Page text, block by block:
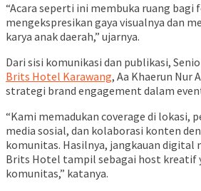
“Acara seperti ini membuka ruang
mengekspresikan gaya visualnya dan
karya anak daerah,” ujarnya.
Dari sisi komunikasi dan publikasi,
Brits Hotel Karawang, Aa Khaerun Nur
strategi brand engagement dalam
“Kami memadukan coverage di lokasi,
media sosial, dan kolaborasi konten
komunitas. Hasilnya, jangkauan digital
Brits Hotel tampil sebagai host kreatif
komunitas,” katanya.